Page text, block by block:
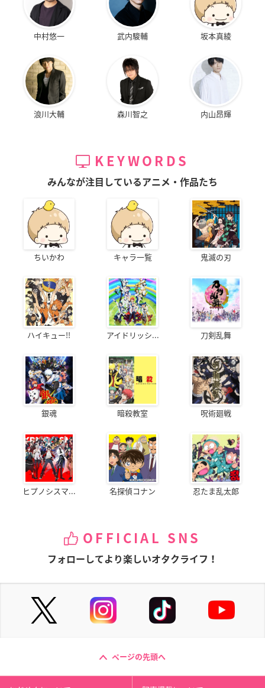
中村悠一 武内駿輔 坂本真綾
浪川大輔 森川智之 内山昂輝
KEYWORDS
みんなが注目しているアニメ・作品たち
ちいかわ キャラ一覧 鬼滅の刃
ハイキュー!! アイドリッシ... 刀剣乱舞
銀魂 暗殺教室 呪術廻戦
ヒプノシスマ... 名探偵コナン 忍たま乱太郎
OFFICIAL SNS
フォローしてより楽しいオタクライフ！
ページの先頭へ